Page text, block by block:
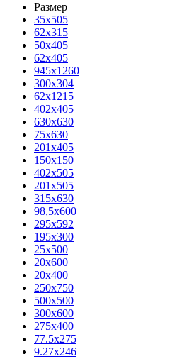
Размер
35х505
62x315
50x405
62х405
945x1260
300x304
62x1215
402x405
630x630
75x630
201x405
150x150
402x505
201x505
315x630
98,5х600
295x592
195х300
25x500
20х600
20х400
250x750
500x500
300x600
275x400
77.5х275
9.27x246